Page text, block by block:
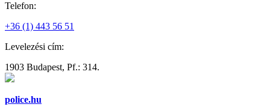
Telefon:
+36 (1) 443 56 51
Levelezési cím:
1903 Budapest, Pf.: 314.
police.hu